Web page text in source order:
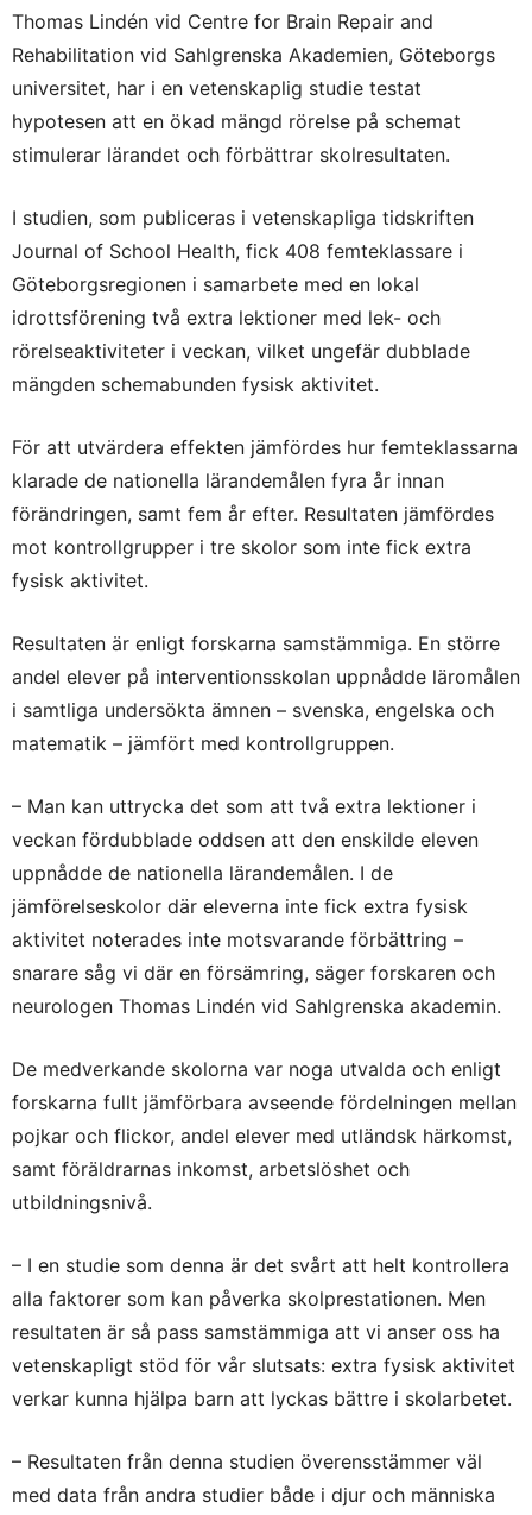
Thomas Lindén vid Centre for Brain Repair and
Rehabilitation vid Sahlgrenska Akademien, Göteborgs
universitet, har i en vetenskaplig studie testat
hypotesen att en ökad mängd rörelse på schemat
stimulerar lärandet och förbättrar skolresultaten.
I studien, som publiceras i vetenskapliga tidskriften
Journal of School Health, fick 408 femteklassare i
Göteborgsregionen i samarbete med en lokal
idrottsförening två extra lektioner med lek- och
rörelseaktiviteter i veckan, vilket ungefär dubblade
mängden schemabunden fysisk aktivitet.
För att utvärdera effekten jämfördes hur femteklassarna
klarade de nationella lärandemålen fyra år innan
förändringen, samt fem år efter. Resultaten jämfördes
mot kontrollgrupper i tre skolor som inte fick extra
fysisk aktivitet.
Resultaten är enligt forskarna samstämmiga. En större
andel elever på interventionsskolan uppnådde läromålen
i samtliga undersökta ämnen – svenska, engelska och
matematik – jämfört med kontrollgruppen.
– Man kan uttrycka det som att två extra lektioner i
veckan fördubblade oddsen att den enskilde eleven
uppnådde de nationella lärandemålen. I de
jämförelseskolor där eleverna inte fick extra fysisk
aktivitet noterades inte motsvarande förbättring –
snarare såg vi där en försämring, säger forskaren och
neurologen Thomas Lindén vid Sahlgrenska akademin.
De medverkande skolorna var noga utvalda och enligt
forskarna fullt jämförbara avseende fördelningen mellan
pojkar och flickor, andel elever med utländsk härkomst,
samt föräldrarnas inkomst, arbetslöshet och
utbildningsnivå.
– I en studie som denna är det svårt att helt kontrollera
alla faktorer som kan påverka skolprestationen. Men
resultaten är så pass samstämmiga att vi anser oss ha
vetenskapligt stöd för vår slutsats: extra fysisk aktivitet
verkar kunna hjälpa barn att lyckas bättre i skolarbetet.
– Resultaten från denna studien överensstämmer väl
med data från andra studier både i djur och människa